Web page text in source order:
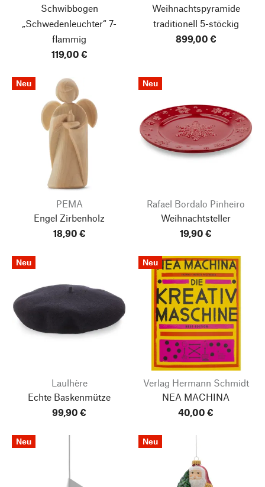
Schwibbogen
„Schwedenleuchter“ 7-
flammig
119,00 €
Weihnachtspyramide
traditionell 5-stöckig
899,00 €
Neu
PEMA
Engel Zirbenholz
18,90 €
Neu
Rafael Bordalo Pinheiro
Weihnachtsteller
19,90 €
Neu
Laulhère
Echte Baskenmütze
99,90 €
Neu
Verlag Hermann Schmidt
NEA MACHINA
40,00 €
Neu Neu